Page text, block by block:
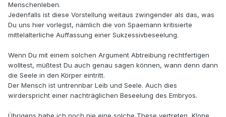
Menschenleben.
Jedenfalls ist diese Vorstellung weitaus zwingender als das, was
Du uns hier vorlegst, nämlich die von Spaemann kritisierte
mittelalterliche Auffassung einer Sukzessivbeseelung.
Wenn Du mit einem solchen Argument Abtreibung rechtfertigen
wolltest, müßtest Du auch genau sagen können, wann denn dann
die Seele in den Körper eintritt.
Der Mensch ist untrennbar Leib und Seele. Auch dies
wirderspricht einer nachträglichen Beseelung des Embryos.